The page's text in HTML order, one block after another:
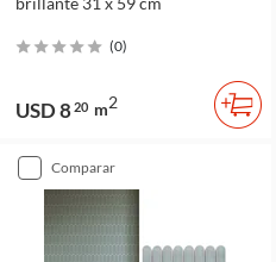
(0)
USD 820 m2
comparar